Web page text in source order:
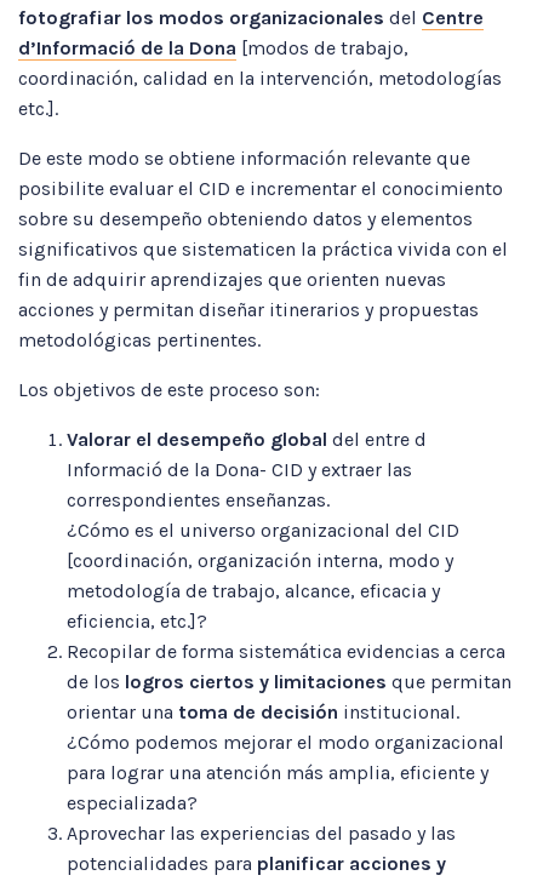
fotografiar los modos organizacionales del Centre
d’Informació de la Dona [modos de trabajo,
coordinación, calidad en la intervención, metodologías
etc.].
De este modo se obtiene información relevante que
posibilite evaluar el CID e incrementar el conocimiento
sobre su desempeño obteniendo datos y elementos
significativos que sistematicen la práctica vivida con el
fin de adquirir aprendizajes que orienten nuevas
acciones y permitan diseñar itinerarios y propuestas
metodológicas pertinentes.
Los objetivos de este proceso son:
Valorar el desempeño global del entre d
Informació de la Dona- CID y extraer las
correspondientes enseñanzas.
¿Cómo es el universo organizacional del CID
[coordinación, organización interna, modo y
metodología de trabajo, alcance, eficacia y
eficiencia, etc.]?
Recopilar de forma sistemática evidencias a cerca
de los logros ciertos y limitaciones que permitan
orientar una toma de decisión institucional.
¿Cómo podemos mejorar el modo organizacional
para lograr una atención más amplia, eficiente y
especializada?
Aprovechar las experiencias del pasado y las
potencialidades para planificar acciones y